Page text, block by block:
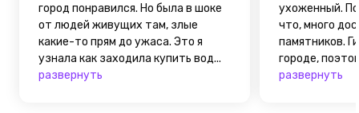
город понравился. Но была в шоке
от людей живущих там, злые
какие-то прям до ужаса. Это я
узнала как заходила купить вод...
развернуть
ухоженный.
что, много
памятников.
городе,
развернуть